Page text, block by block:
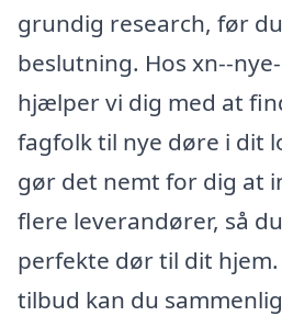
grundig research, før
beslutning. Hos xn--
hjælper vi dig med at
fagfolk til nye døre i dit
gør det nemt for dig at
flere leverandører, så
perfekte dør til dit
tilbud kan du